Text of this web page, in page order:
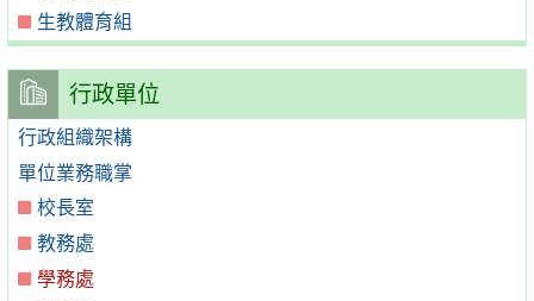
生教體育組
行政單位
行政組織架構
單位業務職掌
校長室
教務處
學務處